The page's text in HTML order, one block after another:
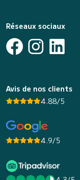
Réseaux sociaux
Avis de nos clients
4.88/5
4.9/5